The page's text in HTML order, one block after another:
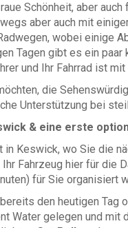
Schönheit, aber
aber auch mit
wobei einige
Tagen gibt es ein
und Ihr Fahrrad ist
die
Unterstützung bei
& eine erste
Keswick, wo Sie die
Fahrzeug hier für die
für Sie organisiert
den heutigen
Water gelegen und